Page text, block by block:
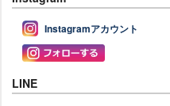
Instagramアカウント
LINE